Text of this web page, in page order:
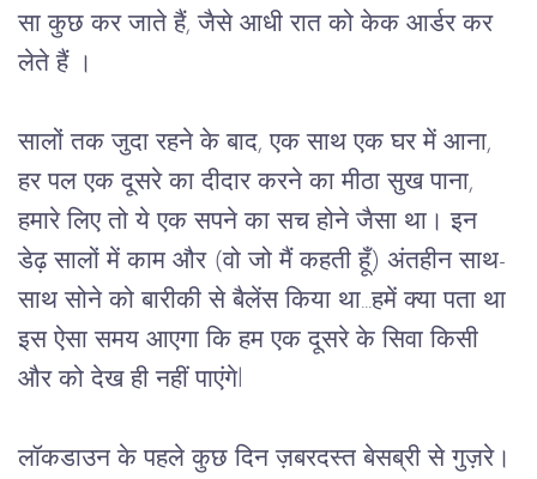
सा कुछ कर जाते हैं, जैसे आधी रात को केक आर्डर कर
लेते हैं ।
सालों तक जुदा रहने के बाद, एक साथ एक घर में आना,
हर पल एक दूसरे का दीदार करने का मीठा सुख पाना,
हमारे लिए तो ये एक सपने का सच होने जैसा था। इन
डेढ़ सालों में काम और (वो जो मैं कहती हूँ) अंतहीन साथ-
साथ सोने को बारीकी से बैलेंस किया था...हमें क्या पता था
इस ऐसा समय आएगा कि हम एक दूसरे के सिवा किसी
और को देख ही नहीं पाएंगेl
लॉकडाउन के पहले कुछ दिन ज़बरदस्त बेसब्री से गुज़रे।